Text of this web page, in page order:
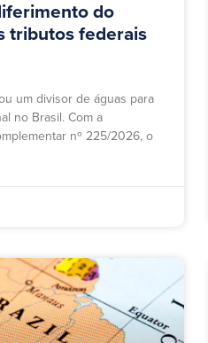
do
tributos federais
um divisor de águas para
no Brasil. Com a
nº 225/2026, o